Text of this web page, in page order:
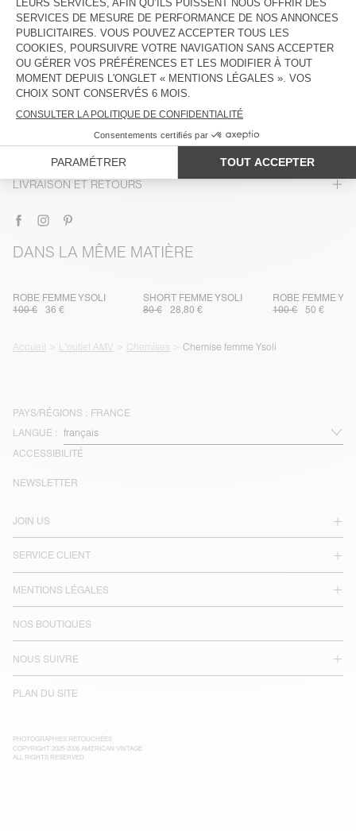
VOIR LA DISPONIBILITE EN MAGASIN
DESCRIPTION
TAILLE ET COUPE
COMPOSITION
TRAÇABILITÉ
LIVRAISON ET RETOURS
DANS LA MÊME MATIÈRE
ROBE FEMME YSOLI
100 €
36 €
SHORT FEMME YSOLI
80 €
28,80 €
ROBE FEMME
100 €
50 €
Accueil L'outlet AMV Chemises Chemise femme Ysoli
PAYS/RÉGIONS : FRANCE
LANGUE :
ACCESSIBILITÉ
JOIN US
SERVICE CLIENT
MENTIONS LÉGALES
NOS BOUTIQUES
NOUS SUIVRE
PLAN DU SITE
NEWSLETTER
PHOTOGRAPHIES RETOUCHÉES
COPYRIGHT 2025-2026 AMERICAN VINTAGE
ALL RIGHTS RESERVED